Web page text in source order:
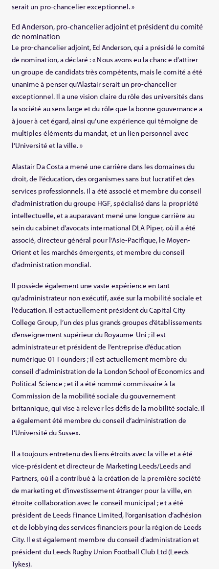
serait un pro-chancelier exceptionnel. »
Ed Anderson, pro-chancelier adjoint et président du comité
de nomination
Le pro-chancelier adjoint, Ed Anderson, qui a présidé le comité
de nomination, a déclaré : « Nous avons eu la chance d’attirer
un groupe de candidats très compétents, mais le comité a été
unanime à penser qu’Alastair serait un pro-chancelier
exceptionnel. Il a une vision claire du rôle des universités dans
la société au sens large et du rôle que la bonne gouvernance a
à jouer à cet égard, ainsi qu’une expérience qui témoigne de
multiples éléments du mandat, et un lien personnel avec
l’Université et la ville. »
Alastair Da Costa a mené une carrière dans les domaines du
droit, de l’éducation, des organismes sans but lucratif et des
services professionnels. Il a été associé et membre du conseil
d’administration du groupe HGF, spécialisé dans la propriété
intellectuelle, et a auparavant mené une longue carrière au
sein du cabinet d’avocats international DLA Piper, où il a été
associé, directeur général pour l’Asie-Pacifique, le Moyen-
Orient et les marchés émergents, et membre du conseil
d’administration mondial.
Il possède également une vaste expérience en tant
qu’administrateur non exécutif, axée sur la mobilité sociale et
l’éducation. Il est actuellement président du Capital City
College Group, l’un des plus grands groupes d’établissements
d’enseignement supérieur du Royaume-Uni ; il est
administrateur et président de l’entreprise d’éducation
numérique 01 Founders ; il est actuellement membre du
conseil d’administration de la London School of Economics and
Political Science ; et il a été nommé commissaire à la
Commission de la mobilité sociale du gouvernement
britannique, qui vise à relever les défis de la mobilité sociale. Il
a également été membre du conseil d’administration de
l’Université du Sussex.
Il a toujours entretenu des liens étroits avec la ville et a été
vice-président et directeur de Marketing Leeds/Leeds and
Partners, où il a contribué à la création de la première société
de marketing et d’investissement étranger pour la ville, en
étroite collaboration avec le conseil municipal ; et a été
président de Leeds Finance Limited, l’organisation d’adhésion
et de lobbying des services financiers pour la région de Leeds
City. Il est également membre du conseil d’administration et
président du Leeds Rugby Union Football Club Ltd (Leeds
Tykes).